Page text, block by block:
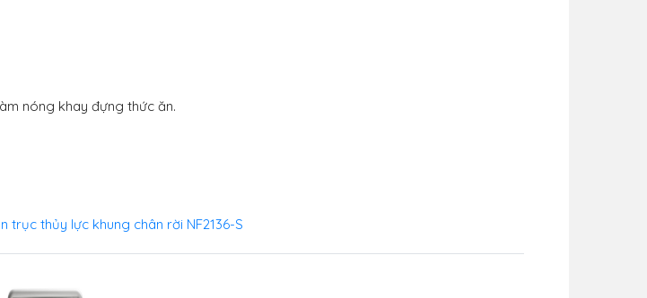
nóng khay đựng thức ăn.
thủy lực khung chân rời NF2136-S